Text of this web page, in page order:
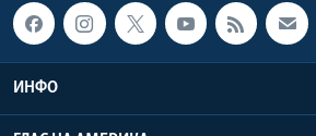
ИНФО